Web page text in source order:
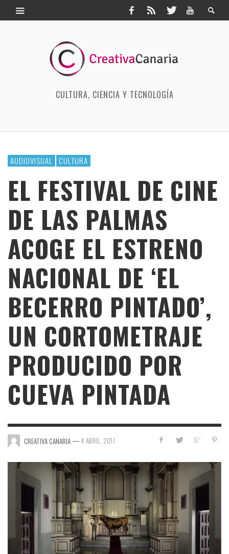
CULTURA, CIENCIA Y TECNOLOGÍA
AUDIOVISUAL CULTURA
EL FESTIVAL DE CINE
DE LAS PALMAS
ACOGE EL ESTRENO
NACIONAL DE ‘EL
BECERRO PINTADO’,
UN CORTOMETRAJE
PRODUCIDO POR
CUEVA PINTADA
CREATIVA CANARIA — 4 ABRIL, 2017